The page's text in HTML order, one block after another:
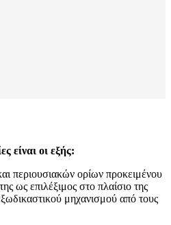
είναι οι εξής:
περιουσιακών ορίων προκειμένου
ως επιλέξιμος στο πλαίσιο της
μηχανισμού από τους